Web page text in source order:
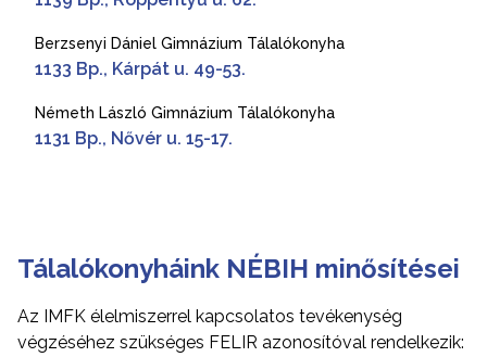
Berzsenyi Dániel Gimnázium Tálalókonyha
1133 Bp., Kárpát u. 49-53.
Németh László Gimnázium Tálalókonyha
1131 Bp., Nővér u. 15-17.
Tálalókonyháink NÉBIH minősítései
Az IMFK élelmiszerrel kapcsolatos tevékenység
végzéséhez szükséges FELIR azonosítóval rendelkezik: